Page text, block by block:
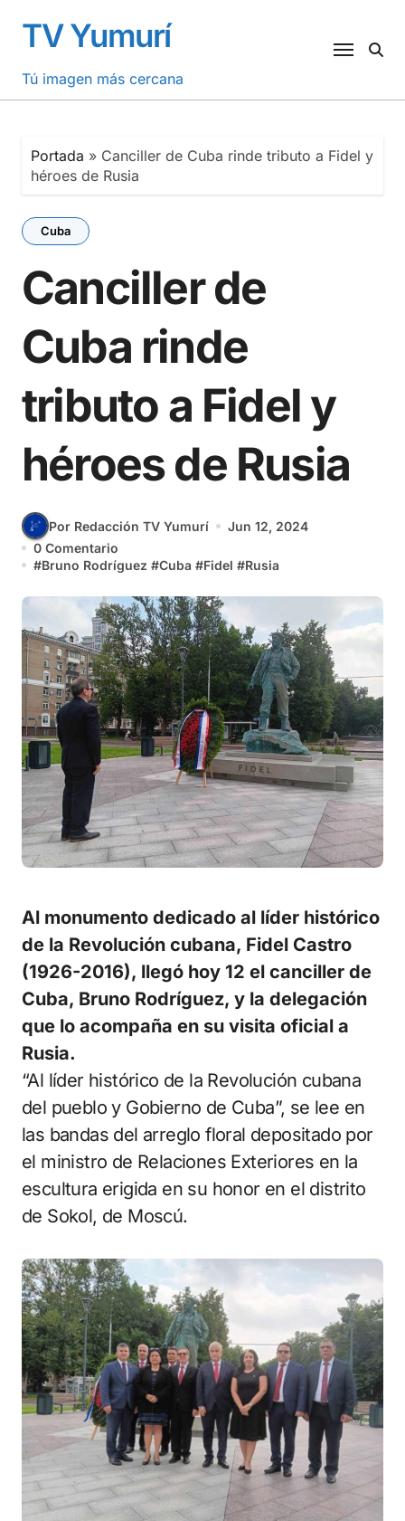
contenido
TV Yumurí
Tú imagen más cercana
Portada » Canciller de Cuba rinde tributo a Fidel y
héroes de Rusia
Cuba
Canciller de
Cuba rinde
tributo a Fidel y
héroes de Rusia
Por Redacción TV Yumurí
Jun 12, 2024
0 Comentario
#Bruno Rodríguez #Cuba #Fidel #Rusia
Al monumento dedicado al líder histórico
de la Revolución cubana, Fidel Castro
(1926-2016), llegó hoy 12 el canciller de
Cuba, Bruno Rodríguez, y la delegación
que lo acompaña en su visita oficial a
Rusia.
“Al líder histórico de la Revolución cubana
del pueblo y Gobierno de Cuba”, se lee en
las bandas del arreglo floral depositado por
el ministro de Relaciones Exteriores en la
escultura erigida en su honor en el distrito
de Sokol, de Moscú.